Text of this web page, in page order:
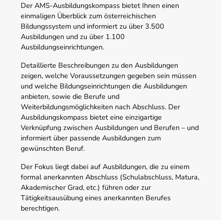
Der AMS-Ausbildungskompass bietet Ihnen einen
einmaligen Überblick zum österreichischen
Bildungssystem und informiert zu über 3.500
Ausbildungen und zu über 1.100
Ausbildungseinrichtungen.
Detaillierte Beschreibungen zu den Ausbildungen
zeigen, welche Voraussetzungen gegeben sein müssen
und welche Bildungseinrichtungen die Ausbildungen
anbieten, sowie die Berufe und
Weiterbildungsmöglichkeiten nach Abschluss. Der
Ausbildungskompass bietet eine einzigartige
Verknüpfung zwischen Ausbildungen und Berufen – und
informiert über passende Ausbildungen zum
gewünschten Beruf.
Der Fokus liegt dabei auf Ausbildungen, die zu einem
formal anerkannten Abschluss (Schulabschluss, Matura,
Akademischer Grad, etc.) führen oder zur
Tätigkeitsausübung eines anerkannten Berufes
berechtigen.